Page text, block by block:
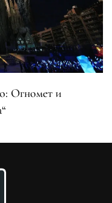
Огномет и